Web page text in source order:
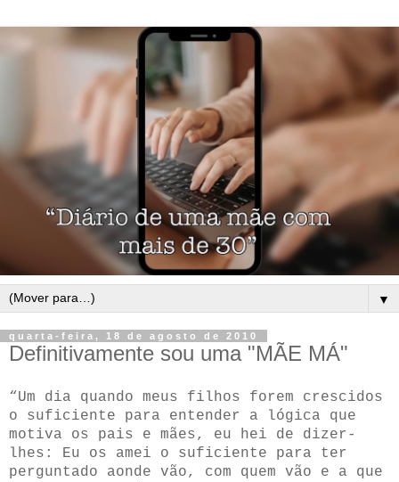
▼
quarta-feira, 18 de agosto de 2010
Definitivamente sou uma "MÃE MÁ"
“Um dia quando meus filhos forem crescidos
o suficiente para entender a lógica que
motiva os pais e mães, eu hei de dizer-
lhes: Eu os amei o suficiente para ter
perguntado aonde vão, com quem vão e a que